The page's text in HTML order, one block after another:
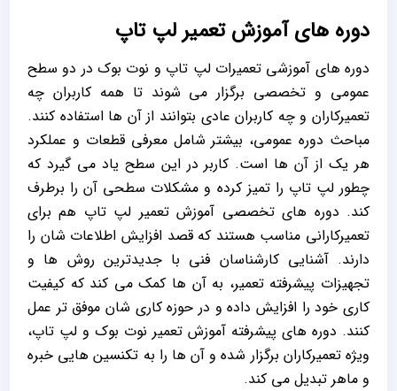
دوره های آموزش تعمیر لپ تاپ
دوره های آموزشی تعمیرات لپ تاپ و نوت بوک در دو سطح
عمومی و تخصصی برگزار می شوند تا همه کاربران چه
تعمیرکاران و چه کاربران عادی بتوانند از آن ها استفاده کنند.
مباحث دوره عمومی، بیشتر شامل معرفی قطعات و عملکرد
هر یک از آن ها است. کاربر در این سطح یاد می گیرد که
چطور لپ تاپ را تمیز کرده و مشکلات سطحی آن را برطرف
کند. دوره های تخصصی آموزش تعمیر لپ تاپ هم برای
تعمیرکارانی مناسب هستند که قصد افزایش اطلاعات شان را
دارند. آشنایی کارشناسان فنی با جدیدترین روش ها و
تجهیزات پیشرفته تعمیر، به آن ها کمک می کند که کیفیت
کاری خود را افزایش داده و در حوزه کاری شان موفق تر عمل
کنند. دوره های پیشرفته آموزش تعمیر نوت بوک و لپ تاپ،
ویژه تعمیرکاران برگزار شده و آن ها را به تکنسین هایی خبره
و ماهر تبدیل می کند.